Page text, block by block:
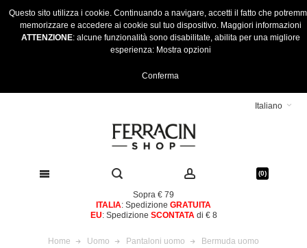
Questo sito utilizza i cookie. Continuando a navigare, accetti il fatto che
memorizzare e accedere ai cookie sul tuo dispositivo. Maggiori informazioni
ATTENZIONE: alcune funzionalità sono disabilitate, abilita per una migliore
esperienza: Mostra opzioni
Conferma
Italiano
(0)
Sopra € 79
ITALIA: Spedizione GRATUITA
EU: Spedizione SCONTATAdi € 8
Home Uomo Pantaloni uomo Bermuda uomo